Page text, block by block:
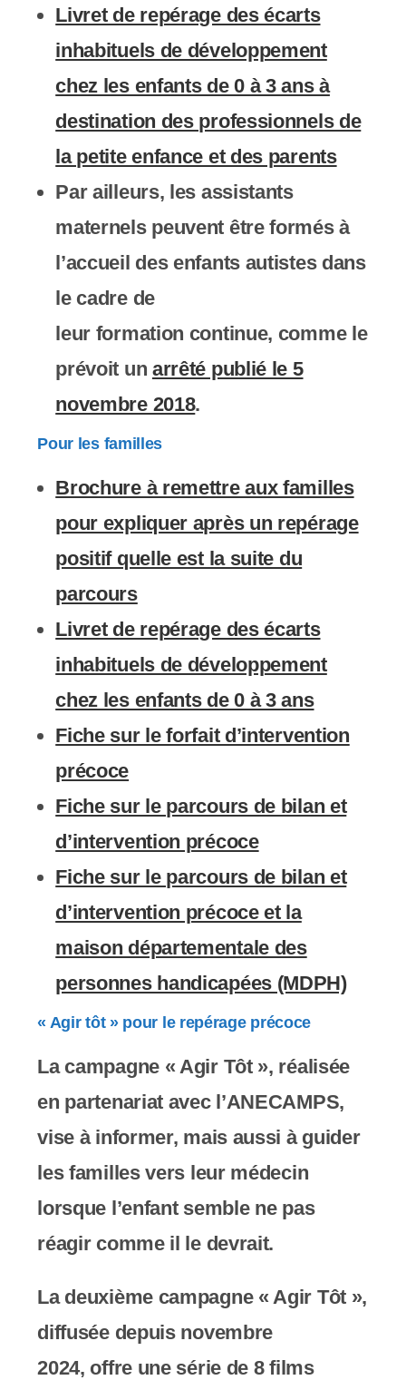
Livret de repérage des écarts
inhabituels de développement
chez les enfants de 0 à 3 ans à
destination des professionnels de
la petite enfance et des parents
Par ailleurs, les assistants
maternelspeuvent être formés à
l’accueil des enfants autistes dans
le cadre de
leur formation continue, comme le
prévoit un arrêté publié le 5
novembre 2018.
Pour les familles
Brochure à remettre aux familles
pour expliquer après un repérage
positif quelle est la suite du
parcours
Livret de repérage des écarts
inhabituels de développement
chez les enfants de 0 à 3 ans
Fiche sur le forfait d’intervention
précoce
Fiche sur le parcours de bilan et
d’intervention précoce
Fiche sur le parcours de bilan et
d’intervention précoce et la
maison départementale des
personnes handicapées (MDPH)
« Agir tôt » pour le repérage précoce
La campagne « Agir Tôt », réalisée
en partenariat avec l’ANECAMPS,
vise à informer, mais aussi à guider
les familles vers leur médecin
lorsque l’enfant semble ne pas
réagir comme il le devrait.
La deuxième campagne « Agir Tôt »,
diffusée depuis novembre
2024, offre une série de 8 films